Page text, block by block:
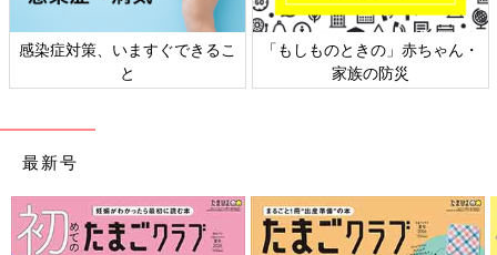
感染症対策、いますぐできるこ
と
「もしものときの」赤ちゃん・
家族の防災
最新号